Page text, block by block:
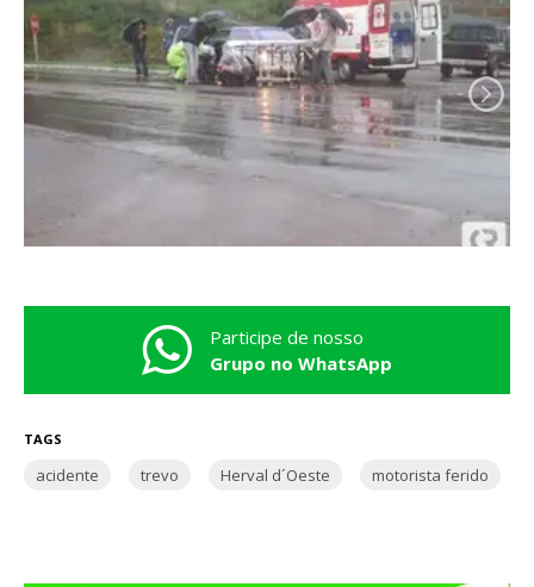
Participe de nosso
Grupo no WhatsApp
TAGS
acidente trevo Herval d´Oeste motorista ferido